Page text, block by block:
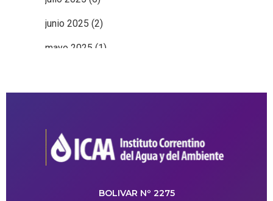
junio 2025 (2)
mayo 2025 (1)
BOLIVAR Nº 2275